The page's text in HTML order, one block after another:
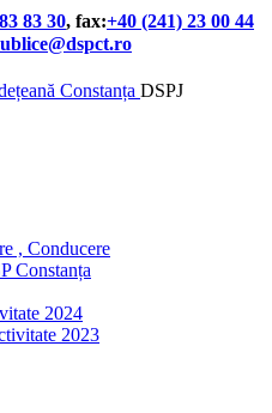
83 30, fax:+40 (241) 23 00 44
DSPJ
, Conducere
Constanța
2024
2023